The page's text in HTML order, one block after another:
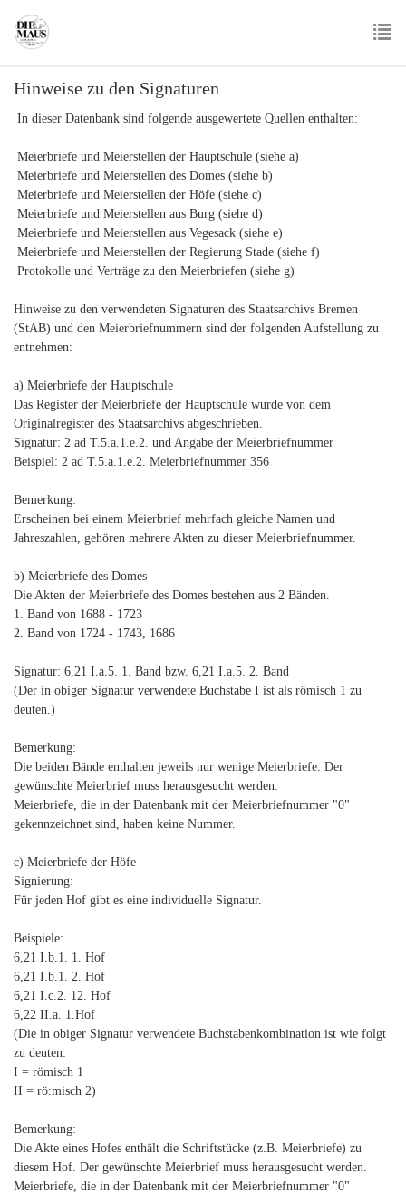
main
Hinweise zu den Signaturen
In dieser Datenbank sind folgende ausgewertete Quellen enthalten:
Meierbriefe und Meierstellen der Hauptschule (siehe a)
Meierbriefe und Meierstellen des Domes (siehe b)
Meierbriefe und Meierstellen der Höfe (siehe c)
Meierbriefe und Meierstellen aus Burg (siehe d)
Meierbriefe und Meierstellen aus Vegesack (siehe e)
Meierbriefe und Meierstellen der Regierung Stade (siehe f)
Protokolle und Verträge zu den Meierbriefen (siehe g)
Hinweise zu den verwendeten Signaturen des Staatsarchivs Bremen
(StAB) und den Meierbriefnummern sind der folgenden Aufstellung zu
entnehmen:
a) Meierbriefe der Hauptschule
Das Register der Meierbriefe der Hauptschule wurde von dem
Originalregister des Staatsarchivs abgeschrieben.
Signatur: 2 ad T.5.a.1.e.2. und Angabe der Meierbriefnummer
Beispiel: 2 ad T.5.a.1.e.2. Meierbriefnummer 356
Bemerkung:
Erscheinen bei einem Meierbrief mehrfach gleiche Namen und
Jahreszahlen, gehören mehrere Akten zu dieser Meierbriefnummer.
b) Meierbriefe des Domes
Die Akten der Meierbriefe des Domes bestehen aus 2 Bänden.
1. Band von 1688 - 1723
2. Band von 1724 - 1743, 1686
Signatur: 6,21 I.a.5. 1. Band bzw. 6,21 I.a.5. 2. Band
(Der in obiger Signatur verwendete Buchstabe I ist als römisch 1 zu
deuten.)
Bemerkung:
Die beiden Bände enthalten jeweils nur wenige Meierbriefe. Der
gewünschte Meierbrief muss herausgesucht werden.
Meierbriefe, die in der Datenbank mit der Meierbriefnummer "0"
gekennzeichnet sind, haben keine Nummer.
c) Meierbriefe der Höfe
Signierung:
Für jeden Hof gibt es eine individuelle Signatur.
Beispiele:
6,21 I.b.1. 1. Hof
6,21 I.b.1. 2. Hof
6,21 I.c.2. 12. Hof
6,22 II.a. 1.Hof
(Die in obiger Signatur verwendete Buchstabenkombination ist wie folgt
zu deuten:
I = römisch 1
II = rö:misch 2)
Bemerkung:
Die Akte eines Hofes enthält die Schriftstücke (z.B. Meierbriefe) zu
diesem Hof. Der gewünschte Meierbrief muss herausgesucht werden.
Meierbriefe, die in der Datenbank mit der Meierbriefnummer "0"